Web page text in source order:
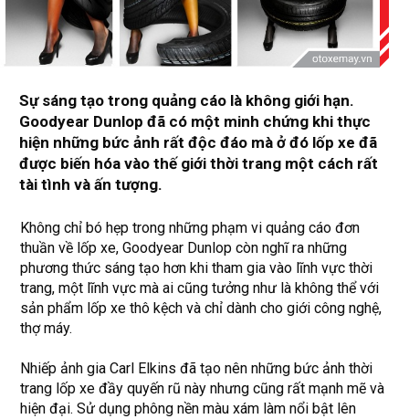
Sự sáng tạo trong quảng cáo là không giới hạn.
Goodyear Dunlop đã có một minh chứng khi thực
hiện những bức ảnh rất độc đáo mà ở đó lốp xe đã
được biến hóa vào thế giới thời trang một cách rất
tài tình và ấn tượng.
Không chỉ bó hẹp trong những phạm vi quảng cáo đơn
thuần về lốp xe, Goodyear Dunlop còn nghĩ ra những
phương thức sáng tạo hơn khi tham gia vào lĩnh vực thời
trang, một lĩnh vực mà ai cũng tưởng như là không thể với
sản phẩm lốp xe thô kệch và chỉ dành cho giới công nghệ,
thợ máy.
Nhiếp ảnh gia Carl Elkins đã tạo nên những bức ảnh thời
trang lốp xe đầy quyến rũ này nhưng cũng rất mạnh mẽ và
hiện đại. Sử dụng phông nền màu xám làm nổi bật lên